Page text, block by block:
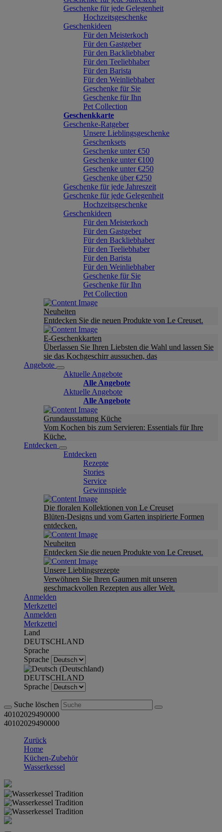
Geschenke für jede Gelegenheit
Hochzeitsgeschenke
Geschenkideen
Für den Meisterkoch
Für den Gastgeber
Für den Backliebhaber
Für den Teeliebhaber
Für den Barista
Für den Weinliebhaber
Geschenke für Sie
Geschenke für Ihn
Pet Collection
Geschenkkarte
Geschenke-Ratgeber
Unsere Lieblingsgeschenke
Geschenksets
Geschenke unter €50
Geschenke unter €100
Geschenke unter €250
Geschenke über €250
Geschenke für jede Jahreszeit
Geschenke für jede Gelegenheit
Hochzeitsgeschenke
Geschenkideen
Für den Meisterkoch
Für den Gastgeber
Für den Backliebhaber
Für den Teeliebhaber
Für den Barista
Für den Weinliebhaber
Geschenke für Sie
Geschenke für Ihn
Pet Collection
Neuheiten
Entdecken Sie die neuen Produkte von Le Creuset.
E-Geschenkkarten
Überlassen Sie Ihren Liebsten die Wahl und lassen Sie
sie das Kochgeschirr aussuchen, das
Angebote
Aktuelle Angebote
Alle Angebote
Aktuelle Angebote
Alle Angebote
Grundausstattung Küche
Vom Kochen bis zum Servieren: Essentials für Ihre
Küche.
Entdecken
Entdecken
Rezepte
Stories
Service
Gewinnspiele
Die floralen Kollektionen von Le Creuset
Blüten-Designs und vom Garten inspirierte Formen
entdecken.
Neuheiten
Entdecken Sie die neuen Produkte von Le Creuset.
Unsere Lieblingsrezepte
Verwöhnen Sie Ihren Gaumen mit unseren
geschmackvollen Rezepten aus aller Welt.
Anmelden
Merkzettel
Anmelden
Merkzettel
Land
DEUTSCHLAND
Sprache
Sprache
DEUTSCHLAND
Sprache
Suche löschen
40102029490000
40102029490000
Zurück
Home
Küchen-Zubehör
Wasserkessel